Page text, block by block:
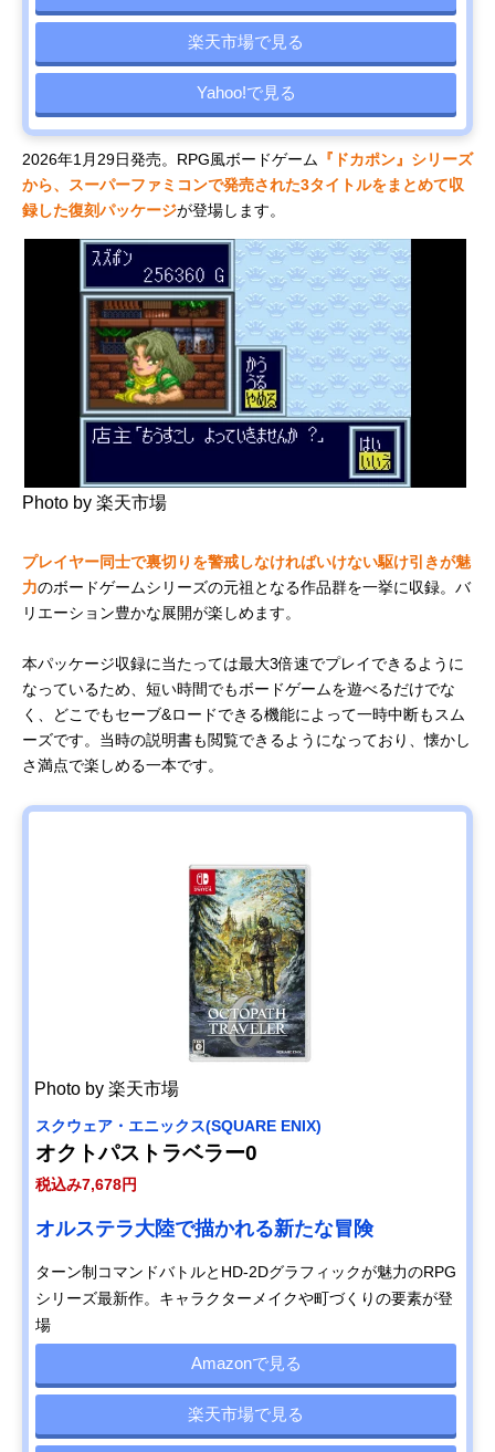
楽天市場で見る
Yahoo!で見る
2026年1月29日発売。RPG風ボードゲーム 『ドカポン』シリーズ
から、スーパーファミコンで発売された3タイトルをまとめて収
録した復刻パッケージが登場します。
Photo by 楽天市場
プレイヤー同士で裏切りを警戒しなければいけない駆け引きが魅
力のボードゲームシリーズの元祖となる作品群を一挙に収録。バ
リエーション豊かな展開が楽しめます。
本パッケージ収録に当たっては最大3倍速でプレイできるように
なっているため、短い時間でもボードゲームを遊べるだけでな
く、どこでもセーブ&ロードできる機能によって一時中断もスム
ーズです。当時の説明書も閲覧できるようになっており、懐かし
さ満点で楽しめる一本です。
Photo by 楽天市場
スクウェア・エニックス(SQUARE ENIX)
オクトパストラベラー0
税込み7,678円
オルステラ大陸で描かれる新たな冒険
ターン制コマンドバトルとHD-2Dグラフィックが魅力のRPG
シリーズ最新作。キャラクターメイクや町づくりの要素が登
場
Amazonで見る
楽天市場で見る